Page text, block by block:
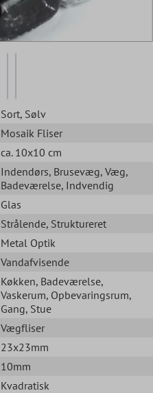
Sort, Sølv
Mosaik Fliser
ca. 10x10 cm
Indendørs, Brusevæg, Væg,
Badeværelse, Indvendig
Glas
Strålende, Struktureret
Metal Optik
Vandafvisende
Køkken, Badeværelse,
Vaskerum, Opbevaringsrum,
Gang, Stue
Vægfliser
23x23mm
10mm
Kvadratisk